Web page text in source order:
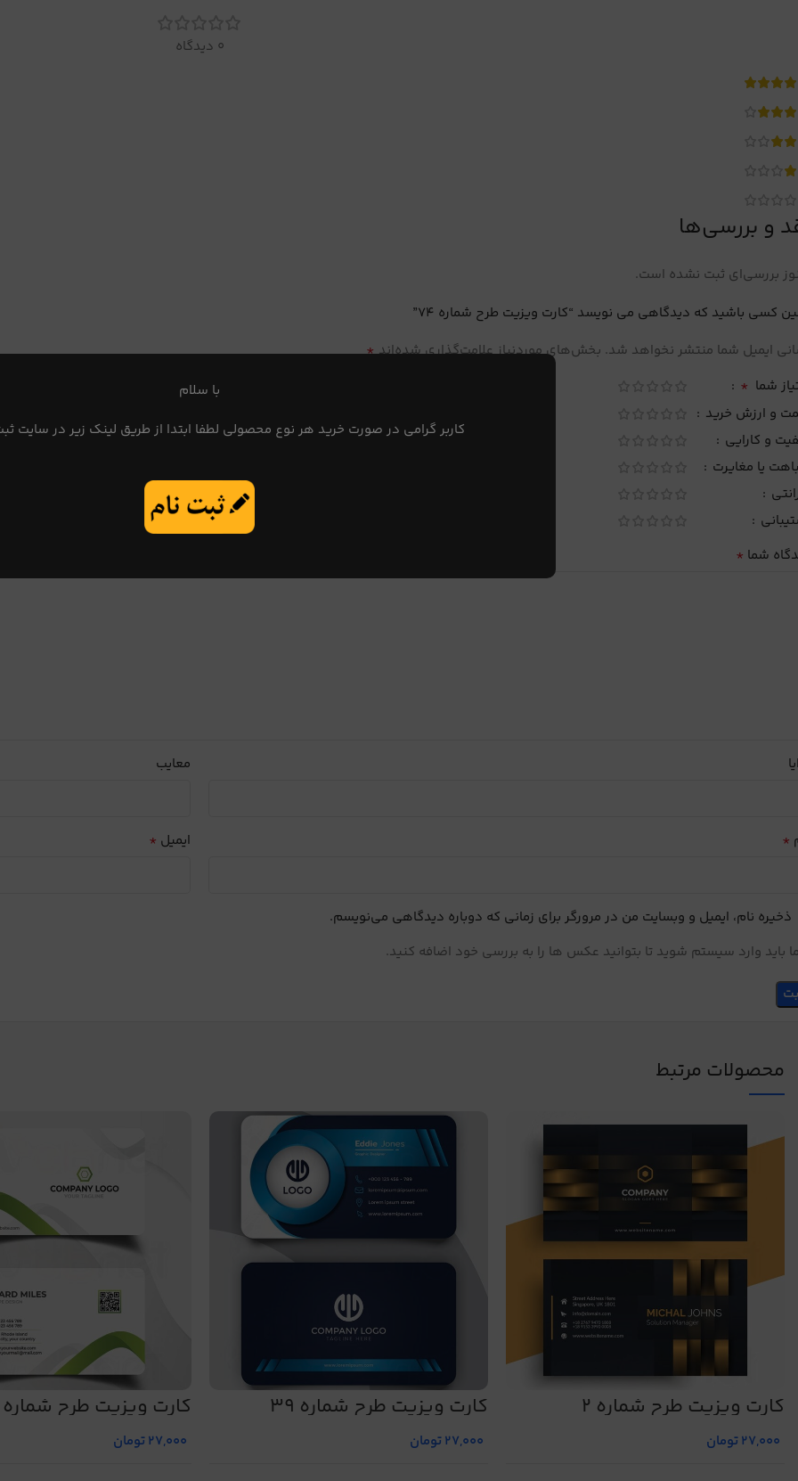
با سلام
کاربر گرامی در صورت خرید هر نوع محصولی لطفا ابتدا از طریق لینک زیر در سایت
0 دیدگاه
و بررسی‌ها
بررسی‌ای ثبت نشده است.
کسی باشید که دیدگاهی می نویسد “کارت ویزیت طرح شماره 74”
ایمیل شما منتشر نخواهد شد. بخش‌های موردنیاز علامت‌گذاری شده‌اند*
شما *
و ارزش خرید
و کارایی
یا مغایرت
شما *
معایب
* ایمیل *
ذخیره نام، ایمیل و وبسایت من در مرورگر برای زمانی که دوباره دیدگاهی می‌نویسم.
باید وارد سیستم شوید تا بتوانید عکس ها را به بررسی خود اضافه کنید.
محصولات مرتبط
کارت ویزیت طرح شماره 2
27,000تومان
کارت ویزیت طرح شماره 39
27,000تومان
کارت ویزیت طرح شماره 22
27,000تومان